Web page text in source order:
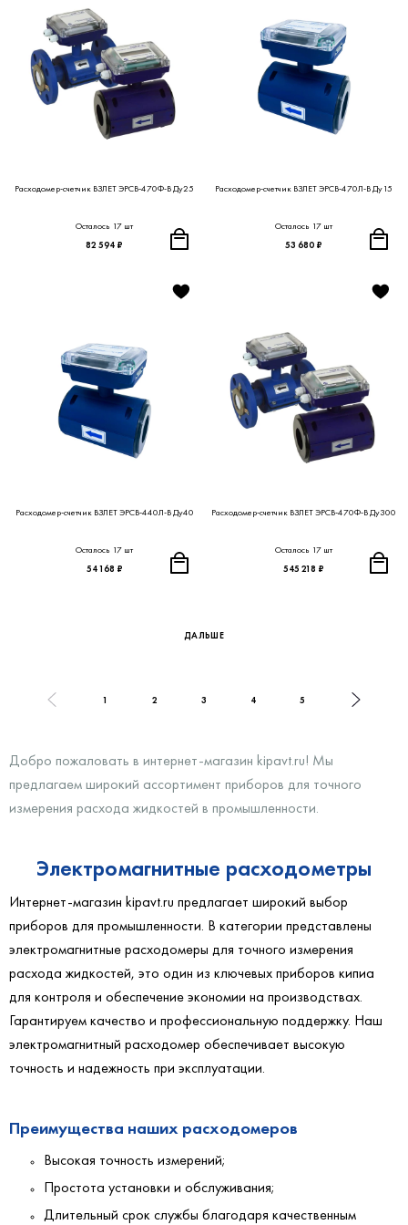
Расходомер-счетчик ВЗЛЕТ ЭРСВ-470Ф-В Ду25
Осталось 17 шт
82 594 ₽
Расходомер-счетчик ВЗЛЕТ ЭРСВ-470Л-В Ду15
Осталось 17 шт
53 680 ₽
Расходомер-счетчик ВЗЛЕТ ЭРСВ-440Л-В Ду40
Осталось 17 шт
54 168 ₽
Расходомер-счетчик ВЗЛЕТ ЭРСВ-470Ф-В Ду300
Осталось 17 шт
545 218 ₽
ДАЛЬШЕ
1 2 3 4 5
Добро пожаловать в интернет-магазин kipavt.ru! Мы
предлагаем широкий ассортимент приборов для точного
измерения расхода жидкостей в промышленности.
Электромагнитные расходометры
Интернет-магазин kipavt.ru предлагает широкий выбор
приборов для промышленности. В категории представлены
электромагнитные расходомеры для точного измерения
расхода жидкостей, это один из ключевыхприборов кипиа
для контроля и обеспечение экономии на производствах.
Гарантируем качество и профессиональную поддержку. Наш
электромагнитный расходомер обеспечивает высокую
точность и надежность при эксплуатации.
Преимущества наших расходомеров
Высокая точность измерений;
Простота установки и обслуживания;
Длительный срок службы благодаря качественным